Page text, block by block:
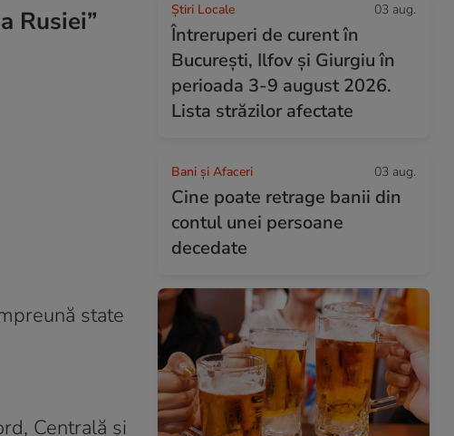
Rusiei”
state
Centrală și
Știri Locale 03 aug.
Întreruperi de curent în
București, Ilfov și Giurgiu în
perioada 3-9 august 2026.
Lista străzilor afectate
Bani și Afaceri 03 aug.
Cine poate retrage banii din
contul unei persoane
decedate